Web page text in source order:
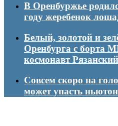
В Оренбуржье
году жеребенок
Белый, золотой и
Оренбурга с борта
космонавт Рязанский
Совсем скоро на
может упасть